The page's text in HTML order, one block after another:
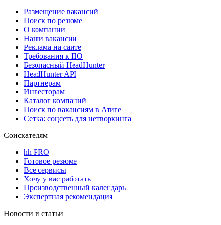
Размещение вакансий
Поиск по резюме
О компании
Наши вакансии
Реклама на сайте
Требования к ПО
Безопасный HeadHunter
HeadHunter API
Партнерам
Инвесторам
Каталог компаний
Поиск по вакансиям в Атиге
Сетка: соцсеть для нетворкинга
Соискателям
hh PRO
Готовое резюме
Все сервисы
Хочу у вас работать
Производственный календарь
Экспертная рекомендация
Новости и статьи